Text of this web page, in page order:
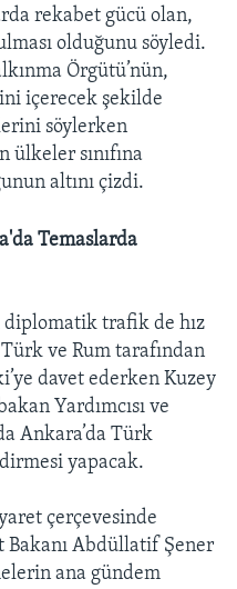
rekabet gücü olan,
olduğunu söyledi.
Örgütü’nün,
içerecek şekilde
söylerken
ülkeler sınıfına
altını çizdi.
Temaslarda
diplomatik trafik de hız
ve Rum tarafından
davet ederken Kuzey
Yardımcısı ve
Ankara’da Türk
yapacak.
çerçevesinde
Bakanı Abdüllatif Şener
ana gündem